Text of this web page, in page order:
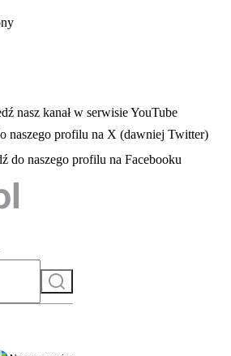
się w nowej karcie
nasz kanał w serwisie YouTube
karcie
naszego profilu na X (dawniej Twitter)
się w nowej karcie
do naszego profilu na Facebooku
Szukaj
do serwisu